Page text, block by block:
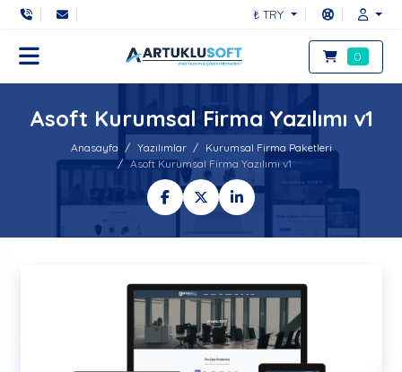
₺ TRY
0
Asoft Kurumsal Firma Yazılımı v1
Anasayfa Yazılımlar
Kurumsal Firma Paketleri
Asoft Kurumsal Firma Yazılımı v1